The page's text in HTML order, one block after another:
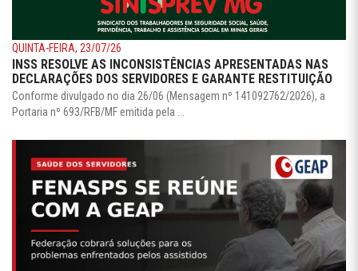
QUINTA-FEIRA, 23/07/26
INSS RESOLVE AS INCONSISTÊNCIAS APRESENTADAS NAS
DECLARAÇÕES DOS SERVIDORES E GARANTE RESTITUIÇÃO
Conforme divulgado no dia 26/06 (Mensagem nº 141092762/2026), a
Portaria nº 693/RFB/MF emitida pela ...